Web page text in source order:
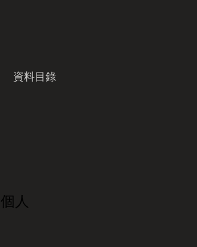
資料目錄
個人